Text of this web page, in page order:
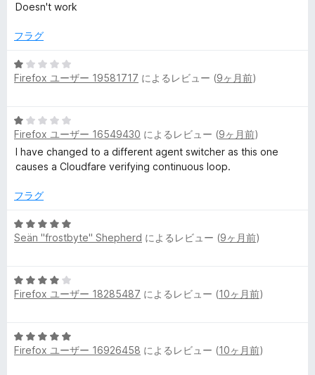
5
評
段
中
の
評
Doesn't work
フラグ
5
段
1
の
評
価
Firefox ユーザー 19581717 によるレビュー (9ヶ月前)
5
段
階
中
の
価
Firefox ユーザー 16549430 によるレビュー (9ヶ月前)
I have changed to a different agent switcher as this one
causes a Cloudfare verifying continuous loop.
フラグ
5
段
5
の
Seän "frostbyte" Shepherd によるレビュー (9ヶ月前)
5
段
4
の
Firefox ユーザー 18285487 によるレビュー (10ヶ月前)
5
段
Firefox ユーザー 16926458 によるレビュー (10ヶ月前)